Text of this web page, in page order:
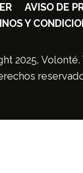
AVISO DE
Y
2025, Volonté.